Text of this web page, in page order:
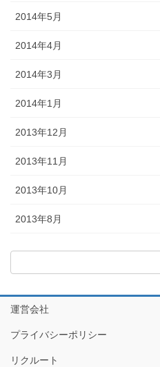
2014年5月
2014年4月
2014年3月
2014年1月
2013年12月
2013年11月
2013年10月
2013年8月
運営会社
プライバシーポリシー
リクルート